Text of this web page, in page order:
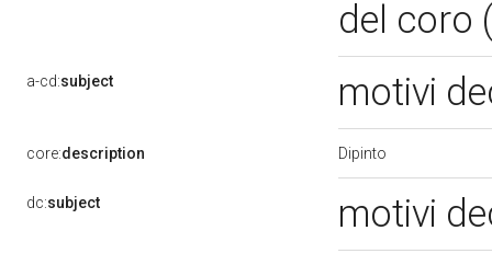
del coro
a-cd:subject motivi
core:description Dipinto
dc:subject motivi